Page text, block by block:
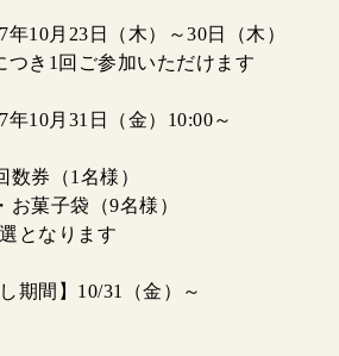
年10月23日（木）～30日（木）
き1回ご参加いただけます
年10月31日（金）10:00～
券（1名様）
菓子袋（9名様）
となります
期間】10/31（金）～